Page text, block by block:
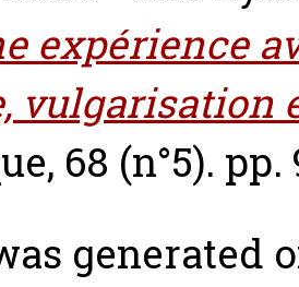
expérience
vulgarisation
68 (n°5). pp.
generated